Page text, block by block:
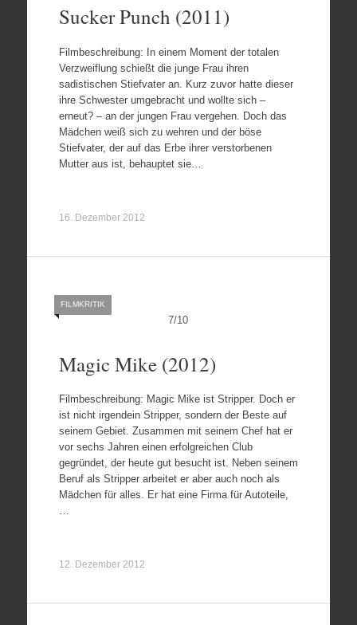
Sucker Punch (2011)
Filmbeschreibung: In einem Moment der totalen
Verzweiflung schießt die junge Frau ihren
sadistischen Stiefvater an. Kurz zuvor hatte dieser
ihre Schwester umgebracht und wollte sich –
erneut? – an der jungen Frau vergehen. Doch das
Mädchen weiß sich zu wehren und der böse
Stiefvater, der auf das Erbe ihrer verstorbenen
Mutter aus ist, behauptet sie…
16. Dezember 2012
7/10
FILMKRITIK
Magic Mike (2012)
Filmbeschreibung: Magic Mike ist Stripper. Doch er
ist nicht irgendein Stripper, sondern der Beste auf
seinem Gebiet. Zusammen mit seinem Chef hat er
vor sechs Jahren einen erfolgreichen Club
gegründet, der heute gut besucht ist. Neben seinem
Beruf als Stripper arbeitet er aber auch noch als
Mädchen für alles. Er hat eine Firma für Autoteile,
…
12. Dezember 2012